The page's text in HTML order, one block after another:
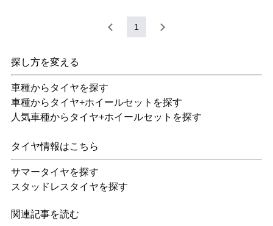
1
探し方を変える
車種からタイヤを探す
車種からタイヤ+ホイールセットを探す
人気車種からタイヤ+ホイールセットを探す
タイヤ情報はこちら
サマータイヤを探す
スタッドレスタイヤを探す
関連記事を読む